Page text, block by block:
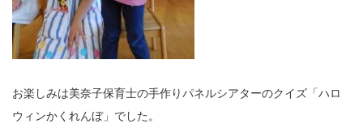
お楽しみは美奈子保育士の手作りパネルシアターのクイズ「ハロ
ウィンかくれんぼ」でした。